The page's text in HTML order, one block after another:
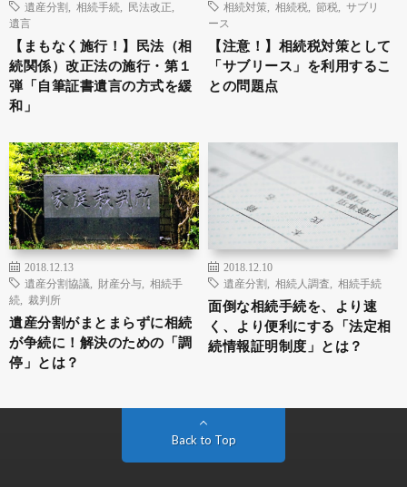
遺産分割
相続手続 民法改正
遺言
【まもなく施行！】民法（相
続関係）改正法の施行・第１
弾「自筆証書遺言の方式を緩
和」
相続対策
相続税 節税
サブリ
ース
【注意！】相続税対策として
「サブリース」を利用するこ
との問題点
2018.12.13
遺産分割協議
財産分与
相続手
続
裁判所
遺産分割がまとまらずに相続
が争続に！解決のための「調
停」とは？
2018.12.10
遺産分割
相続人調査 相続手続
面倒な相続手続を、より速
く、より便利にする「法定相
続情報証明制度」とは？
Back to Top